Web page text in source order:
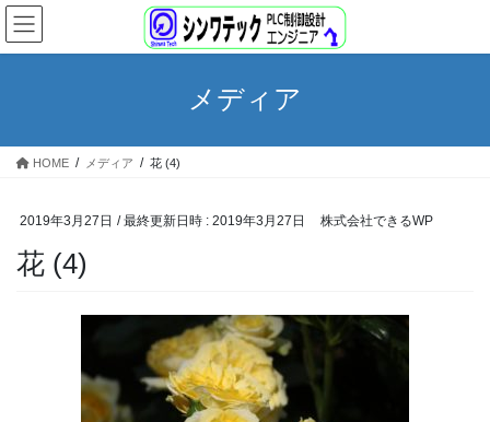
コ
ン
テ
ス
ナ
ビ
ゲ
ン
メディア
HOME メディア 花 (4)
2019年3月27日 / 最終更新日時 : 2019年3月27日 株式会社できるWP
花 (4)